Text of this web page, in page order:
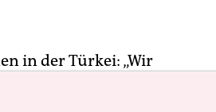
in der Türkei: „Wir
beschreibt das